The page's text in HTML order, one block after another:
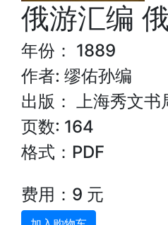
俄游汇编
年份： 1889
作者: 缪佑孙编
出版： 上海秀文书
页数: 164
格式：PDF
费用：9 元